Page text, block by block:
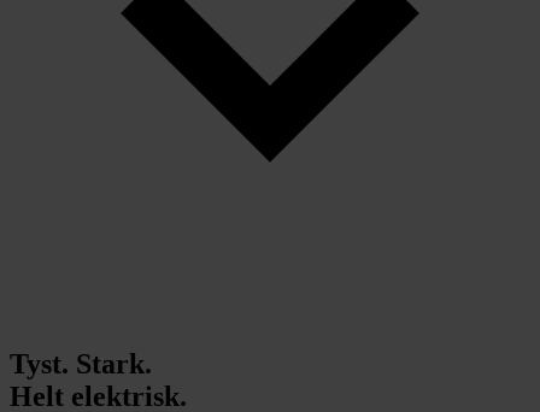
Tyst. Stark.
Helt elektrisk.